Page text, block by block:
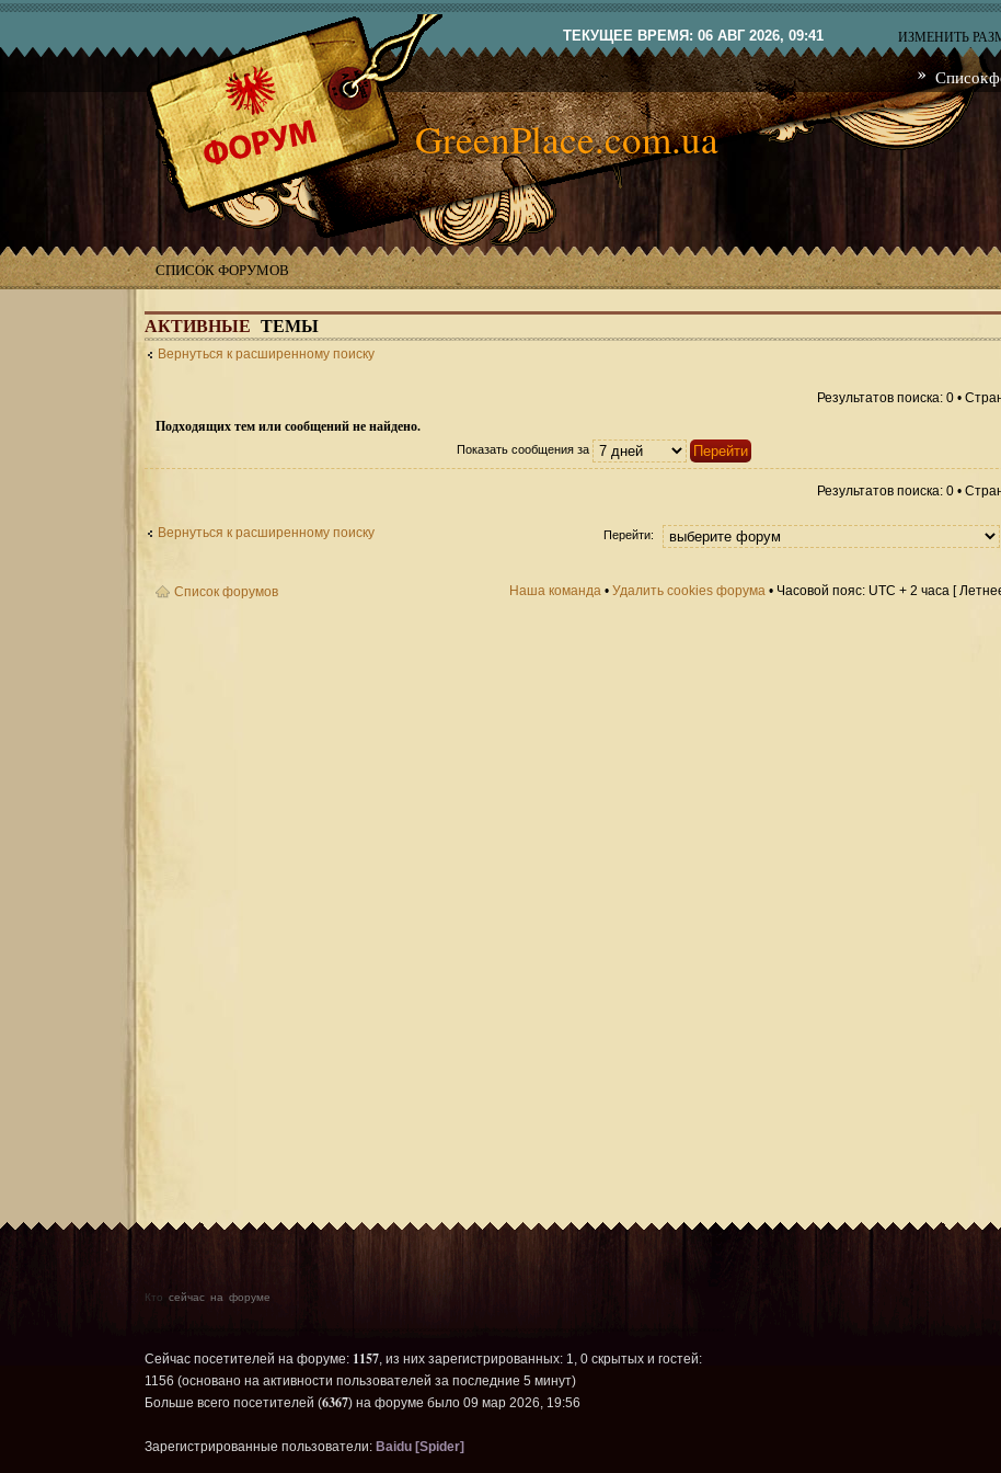
ТЕКУЩЕЕ ВРЕМЯ: 06 АВГ 2026, 09:41 ИЗМЕНИТЬ
Список
GreenPlace.com.ua
СПИСОК ФОРУМОВ
АКТИВНЫЕ ТЕМЫ
Вернуться к расширенному поиску
Результатов поиска: 0 •
Подходящих тем или сообщений не найдено.
Показать сообщения за
Результатов поиска: 0 •
Вернуться к расширенному поиску Перейти:
Список форумов Наша команда • Удалить cookies форума • Часовой пояс: UTC + 2 часа [
Кто сейчас на форуме
Сейчас посетителей на форуме: 1157, из них зарегистрированных: 1, 0 скрытых и гостей:
1156 (основано на активности пользователей за последние 5 минут)
Больше всего посетителей (6367) на форуме было 09 мар 2026, 19:56
Зарегистрированные пользователи: Baidu [Spider]